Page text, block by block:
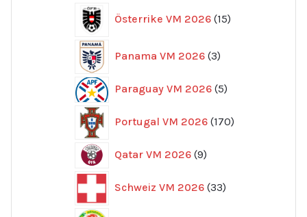
Österrike VM 2026 15
produkter
Panama VM 2026 3
produkter
Paraguay VM 2026 55
Portugal VM 2026 170
produkter
Qatar VM 2026 99
Schweiz VM 2026 33
produkter